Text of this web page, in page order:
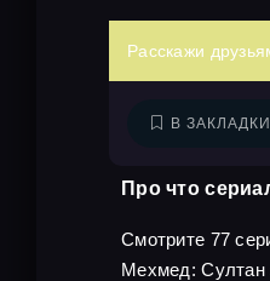
Расскажи
В ЗАКЛАДКИ
Про что
Смотрите 77
Мехмед: Султан